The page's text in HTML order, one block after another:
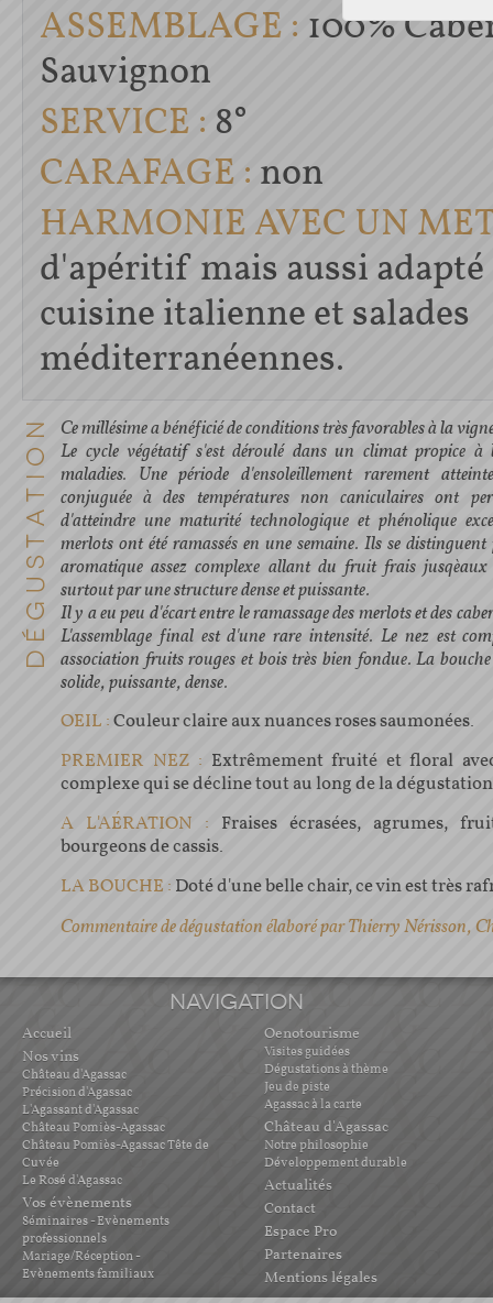
ASSEMBLAGE : 100%
Sauvignon
SERVICE : 8°
CARAFAGE : non
HARMONIE AVEC UN
d'apéritif mais aussi adapté
cuisine italienne et salades
méditerranéennes.
Ce millésime a bénéficié de conditions très favorables à la
Le cycle végétatif s'est déroulé dans un climat propice à
maladies. Une période d'ensoleillement rarement
conjuguée à des températures non caniculaires ont
d'atteindre une maturité technologique et phénolique
merlots ont été ramassés en une semaine. Ils se
aromatique assez complexe allant du fruit frais
surtout par une structure dense et puissante.
Il y a eu peu d'écart entre le ramassage des merlots et des
L'assemblage final est d'une rare intensité. Le nez est
association fruits rouges et bois très bien fondue. La
solide, puissante, dense.
OEIL :Couleur claire aux nuances roses saumonées.
PREMIER NEZ : Extrêmement fruité et floral
complexe qui se décline tout au long de la
A L'AÉRATION : Fraises écrasées, agrumes,
bourgeons de cassis.
LA BOUCHE : Doté d'une belle chair, ce vin est très
Commentaire de dégustation élaboré par Thierry Nérisson,
NAVIGATION
Accueil
Nos vins
Château d'Agassac
Précision d'Agassac
L'Agassant d'Agassac
Château Pomiès-Agassac
Château Pomiès-Agassac Tête de
Cuvée
Le Rosé d'Agassac
Vos évènements
Séminaires - Evènements
professionnels
Mariage/Réception -
Evènements familiaux
Oenotourisme
Visites guidées
Dégustations à thème
Jeu de piste
Agassac à la carte
Château d'Agassac
Notre philosophie
Développement durable
Actualités
Contact
Espace Pro
Partenaires
Mentions légales